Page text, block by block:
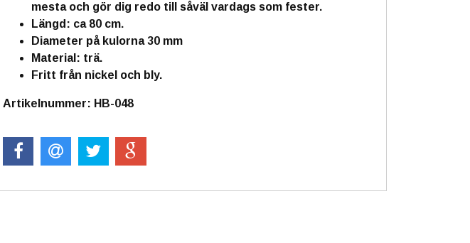
mesta och gör dig redo till såväl vardags som fester.
Längd: ca 80 cm.
Diameter på kulorna 30 mm
Material: trä.
Fritt från nickel och bly.
Artikelnummer: HB-048